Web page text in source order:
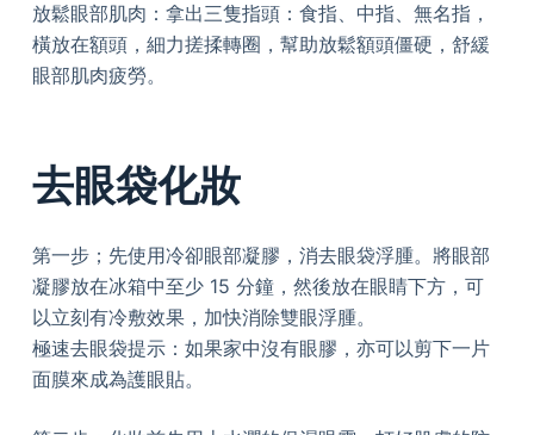
放鬆眼部肌肉：拿出三隻指頭：食指、中指、無名指，
橫放在額頭，細力搓揉轉圈，幫助放鬆額頭僵硬，舒緩
眼部肌肉疲勞。
去眼袋化妝
第一步；先使用冷卻眼部凝膠，消去眼袋浮腫。將眼部
凝膠放在冰箱中至少 15 分鐘，然後放在眼睛下方，可
以立刻有冷敷效果，加快消除雙眼浮腫。
極速去眼袋提示：如果家中沒有眼膠，亦可以剪下一片
面膜來成為護眼貼。